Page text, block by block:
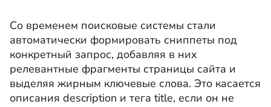
Со временем поисковые системы стали
автоматически формировать сниппеты под
конкретный запрос, добавляя в них
релевантные фрагменты страницы сайта и
выделяя жирным ключевые слова. Это касается
описания description и тега title, если он не